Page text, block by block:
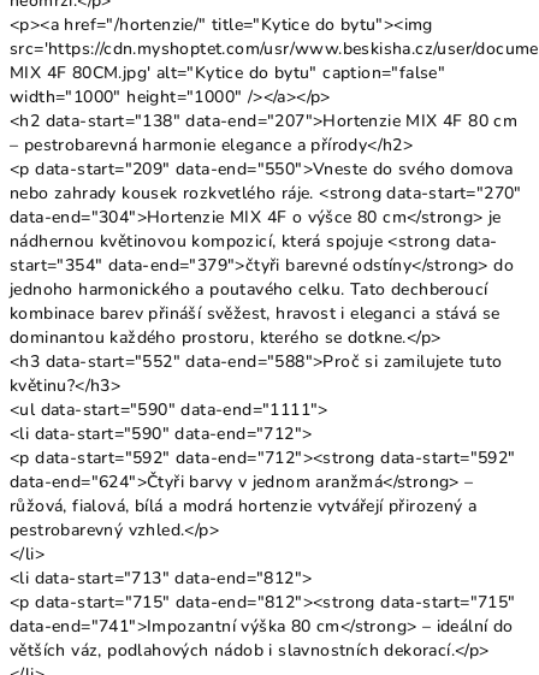
<p><a href="/hortenzie/" title="Kytice do bytu"><img
src='https://cdn.myshoptet.com/usr/www.beskisha.cz/user/
MIX 4F 80CM.jpg' alt="Kytice do bytu" caption="false"
width="1000" height="1000" /></a></p>
<h2 data-start="138" data-end="207">Hortenzie MIX 4F 80 cm
– pestrobarevná harmonie elegance a přírody</h2>
<p data-start="209" data-end="550">Vneste do svého domova
nebo zahrady kousek rozkvetlého ráje. <strong data-start="270"
data-end="304">Hortenzie MIX 4F o výšce 80 cm</strong> je
nádhernou květinovou kompozicí, která spojuje <strong data-
start="354" data-end="379">čtyři barevné odstíny</strong> do
jednoho harmonického a poutavého celku. Tato dechberoucí
kombinace barev přináší svěžest, hravost i eleganci a stává se
dominantou každého prostoru, kterého se dotkne.</p>
<h3 data-start="552" data-end="588">Proč si zamilujete tuto
květinu?</h3>
<ul data-start="590" data-end="1111">
<li data-start="590" data-end="712">
<p data-start="592" data-end="712"><strong data-start="592"
data-end="624">Čtyři barvy v jednom aranžmá</strong> –
růžová, fialová, bílá a modrá hortenzie vytvářejí přirozený a
pestrobarevný vzhled.</p>
</li>
<li data-start="713" data-end="812">
<p data-start="715" data-end="812"><strong data-start="715"
data-end="741">Impozantní výška 80 cm</strong> – ideální do
větších váz, podlahových nádob i slavnostních dekorací.</p>